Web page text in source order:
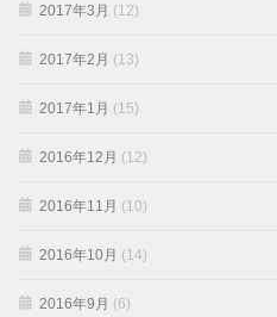
2017年3月 (12)
2017年2月 (13)
2017年1月 (15)
2016年12月 (12)
2016年11月 (10)
2016年10月 (14)
2016年9月 (6)